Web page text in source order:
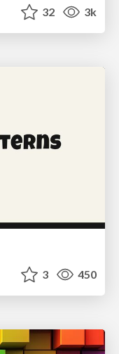
32 3k
3 450